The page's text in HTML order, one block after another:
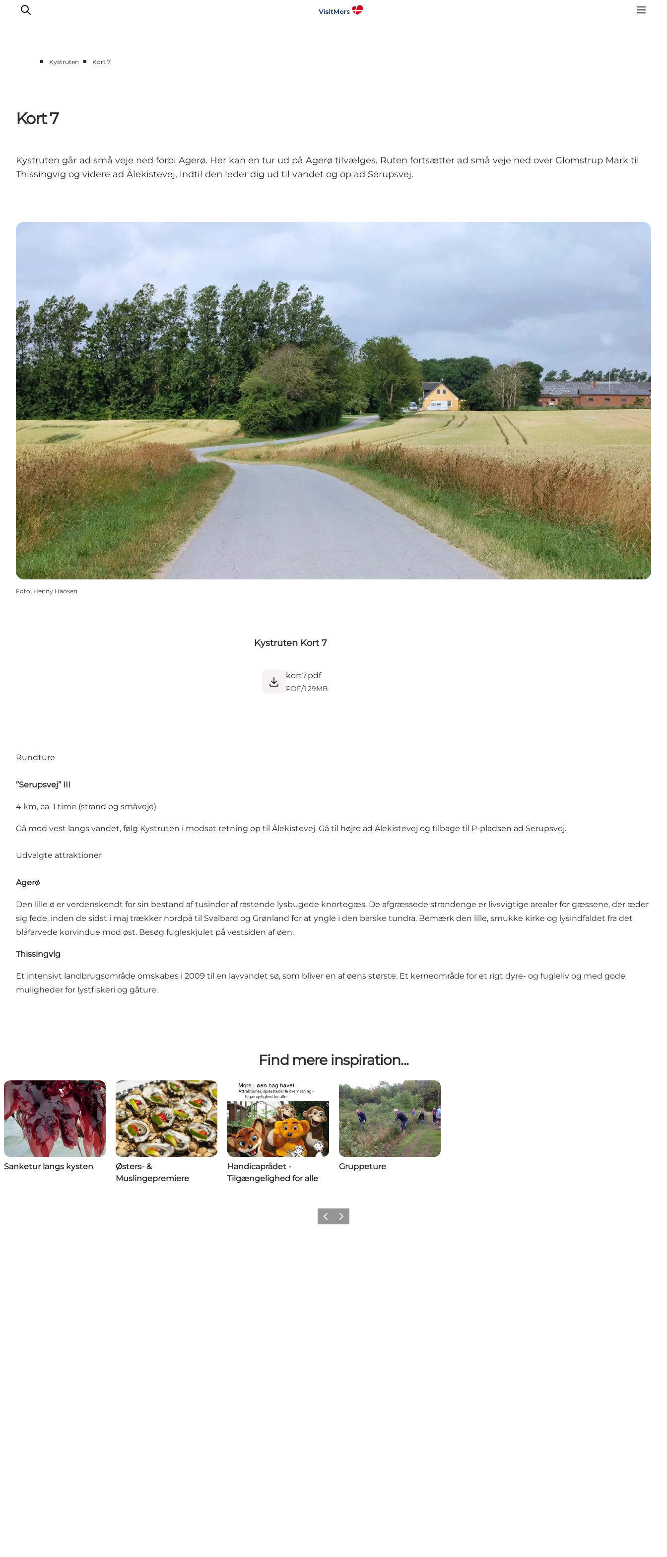
■ Kystruten ■ Kort 7
Kort 7
Kystruten går ad små veje ned forbi Agerø. Her kan en tur ud på Agerø tilvælges. Ruten fortsætter ad små veje ned over Glomstrup Mark til
Thissingvig og videre ad Ålekistevej, indtil den leder dig ud til vandet og op ad Serupsvej.
Foto: Henny Hansen
Kystruten Kort 7
kort7.pdf
PDF/1.29MB
Rundture
”Serupsvej” III
4 km, ca. 1 time (strand og småveje)
Gå mod vest langs vandet, følg Kystruten i modsat retning op til Ålekistevej. Gå til højre ad Ålekistevej og tilbage til P-pladsen ad Serupsvej.
Udvalgte attraktioner
Agerø
Den lille ø er verdenskendt for sin bestand af tusinder af rastende lysbugede knortegæs. De afgræssede strandenge er livsvigtige arealer for gæssene, der æder
sig fede, inden de sidst i maj trækker nordpå til Svalbard og Grønland for at yngle i den barske tundra. Bemærk den lille, smukke kirke og lysindfaldet fra det
blåfarvede korvindue mod øst. Besøg fugleskjulet på vestsiden af øen.
Thissingvig
Et intensivt landbrugsområde omskabes i 2009 til en lavvandet sø, som bliver en af øens største. Et kerneområde for et rigt dyre- og fugleliv og med gode
muligheder for lystfiskeri og gåture.
Find mere inspiration...
Sanketur langs kysten
Østers- &
Muslingepremiere
Handicaprådet -
Tilgængelighed for alle
Gruppeture
Forrige billede
Næste billede